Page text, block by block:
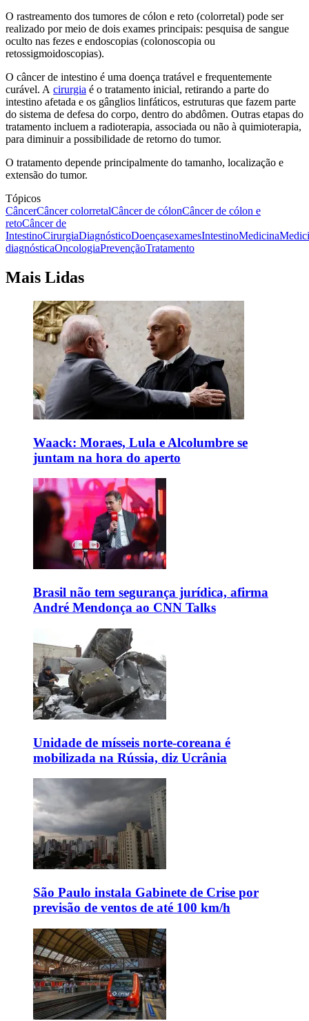
O rastreamento dos tumores de cólon e reto (colorretal) pode ser
realizado por meio de dois exames principais: pesquisa de sangue
oculto nas fezes e endoscopias (colonoscopia ou
retossigmoidoscopias).
O câncer de intestino é uma doença tratável e frequentemente
curável. A cirurgia é o tratamento inicial, retirando a parte do
intestino afetada e os gânglios linfáticos, estruturas que fazem parte
do sistema de defesa do corpo, dentro do abdômen. Outras etapas do
tratamento incluem a radioterapia, associada ou não à quimioterapia,
para diminuir a possibilidade de retorno do tumor.
O tratamento depende principalmente do tamanho, localização e
extensão do tumor.
Tópicos
CâncerCâncer colorretalCâncer de cólonCâncer de cólon e
retoCâncer de
IntestinoCirurgiaDiagnósticoDoençasexamesIntestinoMedicina
diagnósticaOncologiaPrevençãoTratamento
Mais Lidas
Waack: Moraes, Lula e Alcolumbre se
juntam na hora do aperto
Brasil não tem segurança jurídica, afirma
André Mendonça ao CNN Talks
Unidade de mísseis norte-coreana é
mobilizada na Rússia, diz Ucrânia
São Paulo instala Gabinete de Crise por
previsão de ventos de até 100 km/h